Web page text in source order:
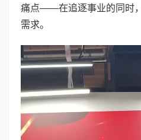
痛点——在追逐事业的同时
需求。